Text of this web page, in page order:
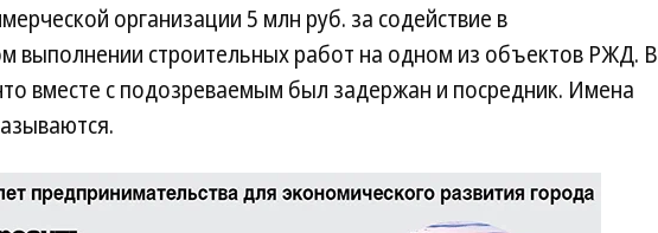
организации 5 млн руб. за содействие в
выполнении строительных работ на одном из объектов РЖД. В
вместе с подозреваемым был задержан и посредник. Имена